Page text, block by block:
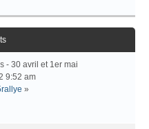
- 30 avril et 1er mai
9:52 am
»